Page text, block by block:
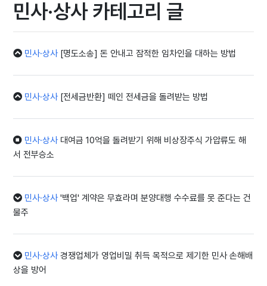
민사·상사 카테고리 글
민사·상사[명도소송] 돈 안내고 잠적한 임차인을 대하는 방법
민사·상사[전세금반환] 떼인 전세금을 돌려받는 방법
민사·상사대여금 10억을 돌려받기 위해 비상장주식 가압류도 해
서 전부승소
민사·상사'백업' 계약은 무효라며 분양대행 수수료를 못 준다는 건
물주
민사·상사경쟁업체가 영업비밀 취득 목적으로 제기한 민사 손해배
상을 방어